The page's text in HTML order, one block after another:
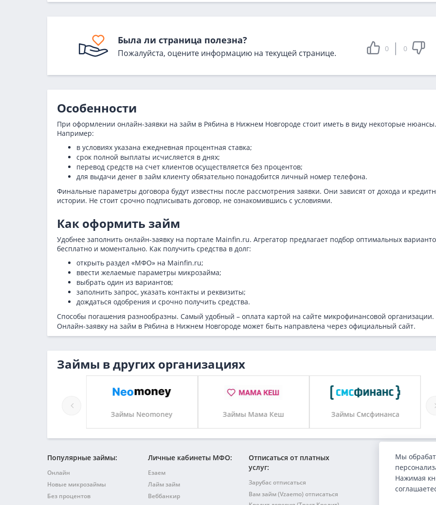
Была ли страница полезна?
Пожалуйста, оцените информацию на текущей странице. 0 0
Особенности
При оформлении онлайн-заявки на займ в Рябина в Нижнем Новгороде стоит иметь в виду некоторые нюансы.
Например:
в условиях указана ежедневная процентная ставка;
срок полной выплаты исчисляется в днях;
перевод средств на счет клиентов осуществляется без процентов;
для выдачи денег в займ клиенту обязательно понадобится личный номер телефона.
Финальные параметры договора будут известны после рассмотрения заявки. Они зависят от дохода и
истории. Не стоит срочно подписывать договор, не ознакомившись с условиями.
Как оформить займ
Удобнее заполнить онлайн-заявку на портале Mainfin.ru. Агрегатор предлагает подбор оптимальных
бесплатно и моментально. Как получить средства в долг:
открыть раздел «МФО» на Mainfin.ru;
ввести желаемые параметры микрозайма;
выбрать один из вариантов;
заполнить запрос, указать контакты и реквизиты;
дождаться одобрения и срочно получить средства.
Способы погашения разнообразны. Самый удобный – оплата картой на сайте микрофинансовой организации.
Онлайн-заявку на займ в Рябина в Нижнем Новгороде может быть направлена через официальный сайт.
Займы в других организациях
Займы Мама Кеш Займы Смсфинанса Займы Vivus
Популярные займы:
Онлайн
Новые микрозаймы
Без процентов
Личные кабинеты МФО:
Езаем
Лайм займ
Веббанкир
Отписаться от платных
услуг:
Зарубас отписаться
Вам займ (Vzaemo) отписаться
Мы
Нажимая